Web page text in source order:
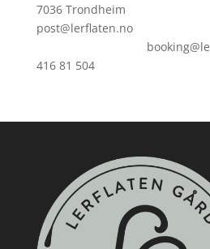
7036 Trondheim
416 81 504